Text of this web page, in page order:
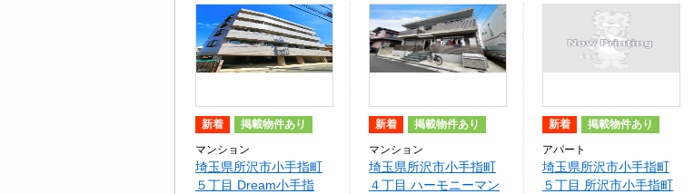
新着 掲載物件あり
マンション
埼玉県所沢市小手指町
５丁目 Dream小手指
新着 掲載物件あり
マンション
埼玉県所沢市小手指町
４丁目 ハーモニーマン
新着 掲載物件あり
アパート
埼玉県所沢市小手指町
５丁目 所沢市小手指町